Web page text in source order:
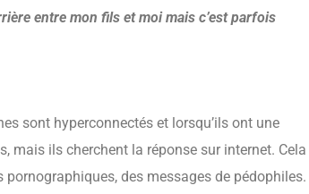
entre mon fils et moi mais c’est parfois
sont hyperconnectés et lorsqu’ils ont une
mais ils cherchent la réponse sur internet. Cela
des messages de pédophiles.